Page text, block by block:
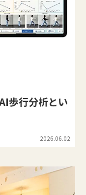
歩行分析とい
2026.06.02